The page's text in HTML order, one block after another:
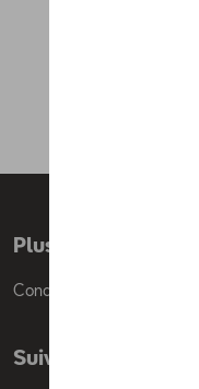
Plus d'informations
Conditions de vente
Suivez nous